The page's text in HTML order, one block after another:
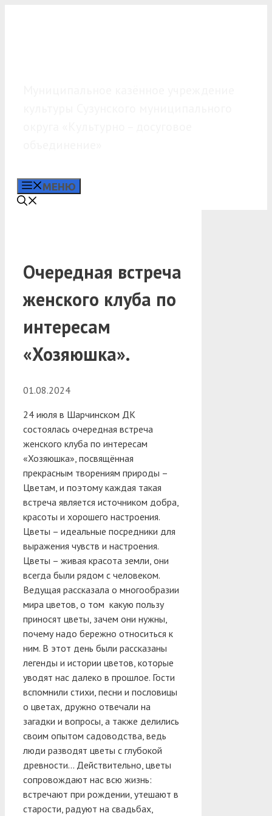
МЕНЮ
Очередная встреча
женского клуба по
интересам
«Хозяюшка».
01.08.2024
24 июля в Шарчинском ДК
состоялась очередная встреча
женского клуба по интересам
«Хозяюшка», посвящённая
прекрасным творениям природы –
Цветам, и поэтому каждая такая
встреча является источником добра,
красоты и хорошего настроения.
Цветы – идеальные посредники для
выражения чувств и настроения.
Цветы – живая красота земли, они
всегда были рядом с человеком.
Ведущая рассказала о многообразии
мира цветов, о том какую пользу
приносят цветы, зачем они нужны,
почему надо бережно относиться к
ним. В этот день были рассказаны
легенды и истории цветов, которые
уводят нас далеко в прошлое. Гости
вспомнили стихи, песни и пословицы
о цветах, дружно отвечали на
загадки и вопросы, а также делились
своим опытом садоводства, ведь
люди разводят цветы с глубокой
древности… Действительно, цветы
сопровождают нас всю жизнь:
встречают при рождении, утешают в
старости, радуют на свадьбах,